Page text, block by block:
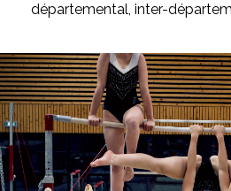
départemental, inter-